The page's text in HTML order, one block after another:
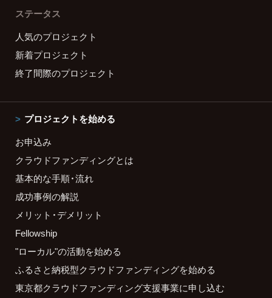
ステータス
人気のプロジェクト
新着プロジェクト
終了間際のプロジェクト
プロジェクトを始める
お申込み
クラウドファンディングとは
基本的な手順・流れ
成功事例の解説
メリット・デメリット
Fellowship
"ローカル"の活動を始める
ふるさと納税型クラウドファンディングを始める
東京都クラウドファンディング支援事業に申し込む